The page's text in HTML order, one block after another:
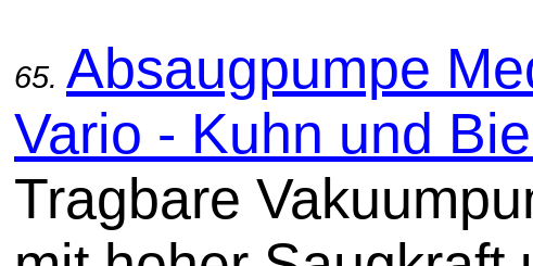
65. Absaugpumpe
Vario - Kuhn und
Tragbare